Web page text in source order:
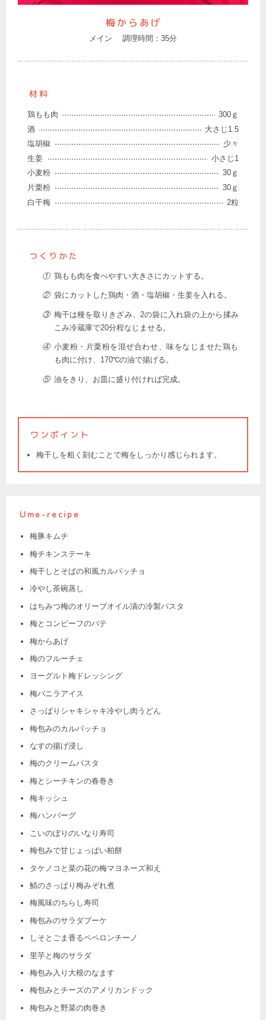
Ume-recipe
梅豚キムチ
梅チキンステーキ
梅干しとそばの和風カルパッチョ
冷やし茶碗蒸し
はちみつ梅のオリーブオイル漬の冷製パスタ
梅とコンビーフのパテ
梅からあげ
梅のフルーチェ
ヨーグルト梅ドレッシング
梅バニラアイス
さっぱりシャキシャキ冷やし肉うどん
梅包みのカルパッチョ
なすの揚げ浸し
梅のクリームパスタ
梅とシーチキンの春巻き
梅キッシュ
梅ハンバーグ
こいのぼりのいなり寿司
梅包みで甘じょっぱい柏餅
タケノコと菜の花の梅マヨネーズ和え
鯖のさっぱり梅みぞれ煮
梅風味のちらし寿司
梅包みのサラダブーケ
しそとごま香るペペロンチーノ
里芋と梅のサラダ
梅包み入り大根のなます
梅包みとチーズのアメリカンドック
梅包みと野菜の肉巻き
梅からあげ
メイン 調理時間：35分
材料
鶏もも肉
300ｇ
酒
大さじ1.5
塩胡椒
少々
生姜
小さじ1
小麦粉
30ｇ
片栗粉
30ｇ
白干梅
2粒
つくりかた
① 鶏もも肉を食べやすい大きさにカットする。
② 袋にカットした鶏肉・酒・塩胡椒・生姜を入れる。
③ 梅干は種を取りきざみ、2の袋に入れ袋の上から揉み
こみ冷蔵庫で20分程なじませる。
④ 小麦粉・片栗粉を混ぜ合わせ、味をなじませた鶏も
も肉に付け、170℃の油で揚げる。
⑤ 油をきり、お皿に盛り付ければ完成。
ワンポイント
梅干しを粗く刻むことで梅をしっかり感じられます。